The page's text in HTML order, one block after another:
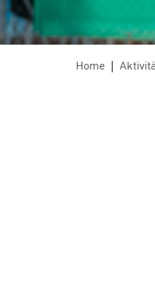
Große Auswahl
Firmenradl
Arion Laufanalyse
Wer sind wir?
Home